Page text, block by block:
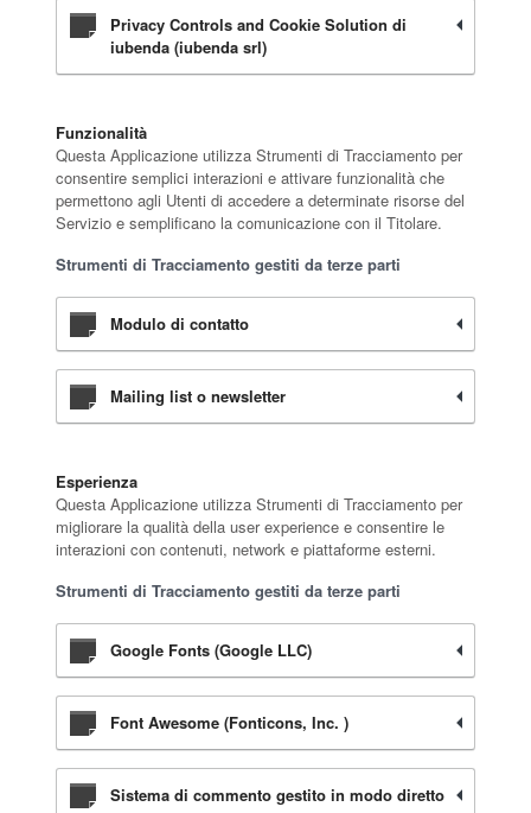
Privacy Controls and Cookie Solution di
iubenda (iubenda srl)
Funzionalità
Questa Applicazione utilizza Strumenti di Tracciamento per
consentire semplici interazioni e attivare funzionalità che
permettono agli Utenti di accedere a determinate risorse del
Servizio e semplificano la comunicazione con il Titolare.
Strumenti di Tracciamento gestiti da terze parti
Modulo di contatto
Mailing list o newsletter
Esperienza
Questa Applicazione utilizza Strumenti di Tracciamento per
migliorare la qualità della user experience e consentire le
interazioni con contenuti, network e piattaforme esterni.
Strumenti di Tracciamento gestiti da terze parti
Google Fonts (Google LLC)
Font Awesome (Fonticons, Inc. )
Sistema di commento gestito in modo diretto